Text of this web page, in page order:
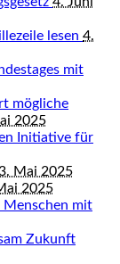
lesen 4.
mit
mögliche
2025
Initiative für
Mai 2025
2025
Menschen mit
Zukunft